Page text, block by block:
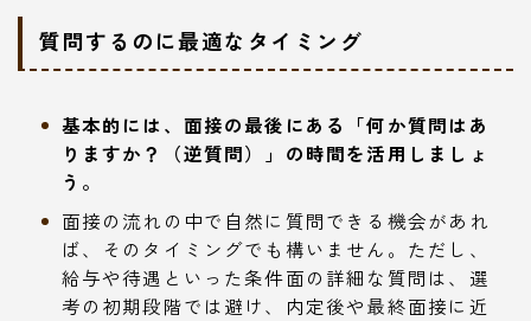
質問するのに最適なタイミング
基本的には、面接の最後にある「何か質問はあ
りますか？（逆質問）」の時間を活用しましょ
う。
面接の流れの中で自然に質問できる機会があれ
ば、そのタイミングでも構いません。ただし、
給与や待遇といった条件面の詳細な質問は、選
考の初期段階では避け、内定後や最終面接に近